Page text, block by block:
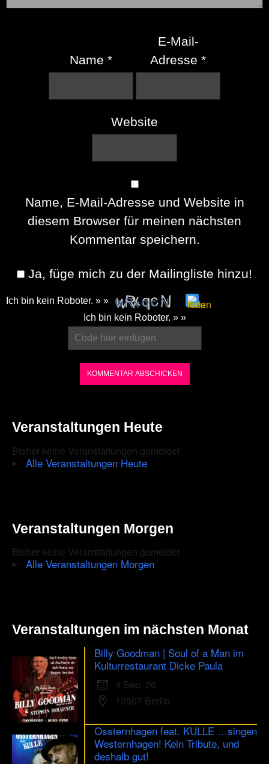
Name *
E-Mail-
Adresse*
Website
Name, E-Mail-Adresse und Website in
diesem Browser für meinen nächsten
Kommentar speichern.
Ja, füge mich zu der Mailingliste hinzu!
Ich bin kein Roboter. » »
the
to
are
human.
Ich bin kein Roboter. » »
Veranstaltungen Heute
Bisher keine Veranstaltungen gemeldet
Alle Veranstaltungen Heute
Veranstaltungen Morgen
Bisher keine Veranstaltungen gemeldet
Alle Veranstaltungen Morgen
Veranstaltungen im nächsten Monat
Billy Goodman | Soul of a Man im
Kulturrestaurant Dicke Paula
4 Sep. 26
13507 Berlin
Ossternhagen feat. KULLE …singen
Westernhagen! Kein Tribute, und
deshalb gut!